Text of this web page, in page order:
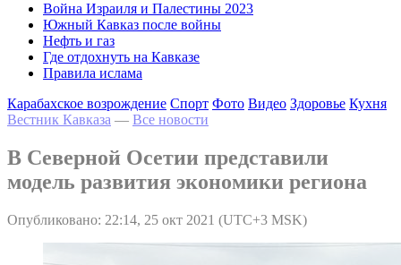
Война Израиля и Палестины 2023
Южный Кавказ после войны
Нефть и газ
Где отдохнуть на Кавказе
Правила ислама
Карабахское возрождение Спорт Фото Видео Здоровье Кухня
Вестник Кавказа — Все новости
В Северной Осетии представили
модель развития экономики региона
Опубликовано: 22:14, 25 окт 2021 (UTC+3 MSK)